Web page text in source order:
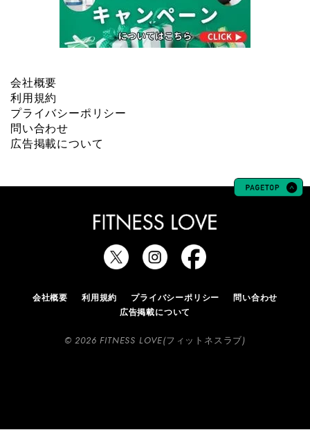
会社概要
利用規約
プライバシーポリシー
問い合わせ
広告掲載について
会社概要 利用規約 プライバシーポリシー
問い合わせ
広告掲載について
© 2026 FITNESS LOVE(フィットネスラブ)